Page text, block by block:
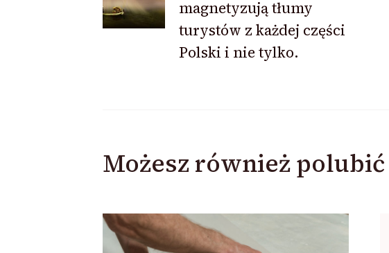
magnetyzują tłumy
turystów z każdej części
Polski i nie tylko.
Możesz również polubić